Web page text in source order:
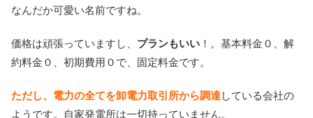
なんだか可愛い名前ですね。
価格は頑張っていますし、 プランもいい ！。基本料金０、解
約料金０、初期費用０で、固定料金です。
ただし、電力の全てを卸電力取引所から調達している会社の
ようです。自家発電所は一切持っていません。